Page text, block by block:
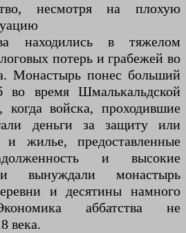
несмотря на плохую
находились в тяжелом
потерь и грабежей во
Монастырь понес больший
во время Шмалькальдской
когда войска, проходившие
деньги за защиту или
и жилье, предоставленные
и высокие
вынуждали монастырь
и десятины намного
аббатства не
века.